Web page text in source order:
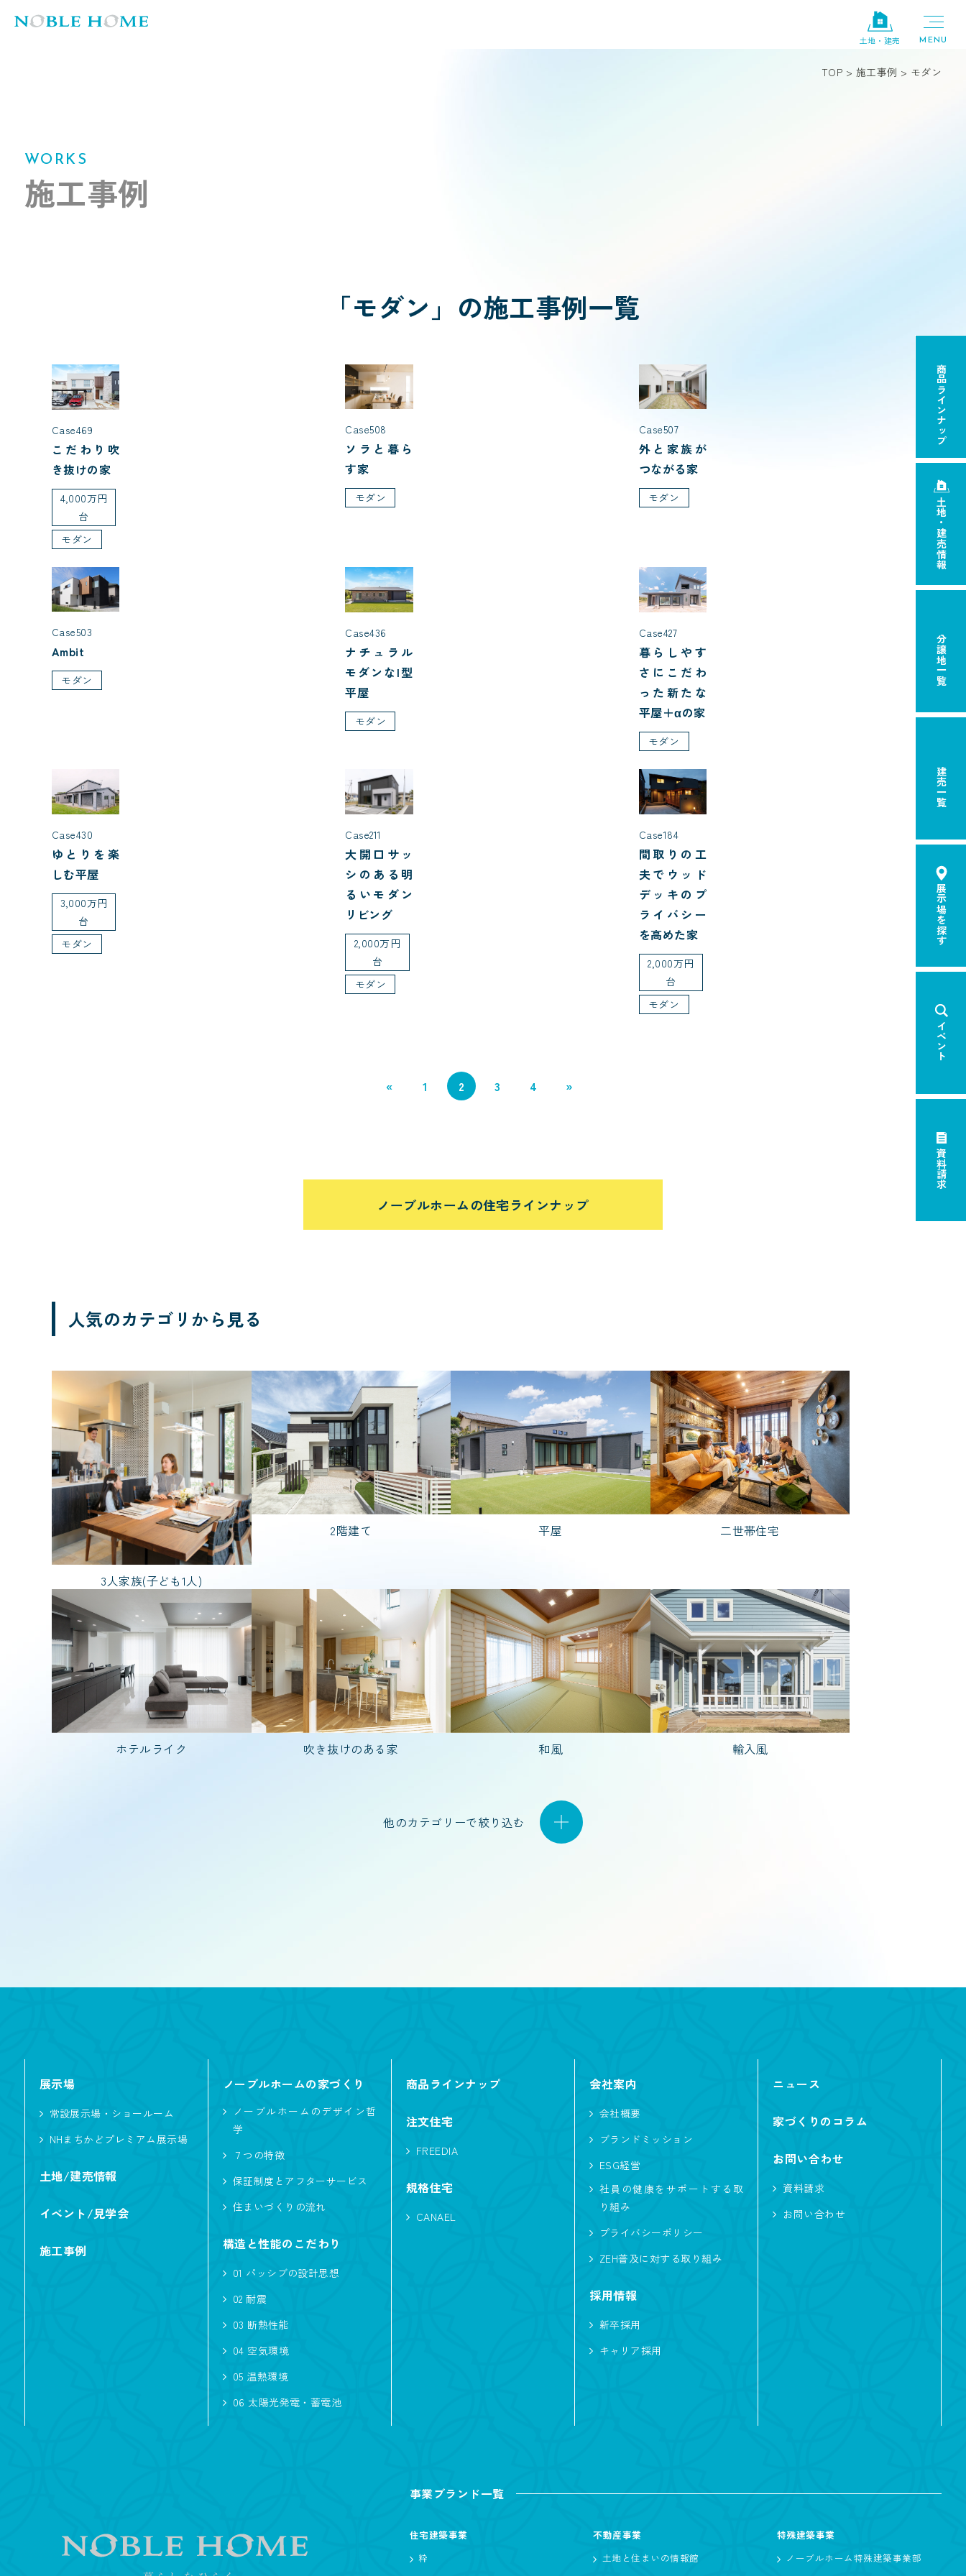
土地・建売
TOP > 施工事例 > モダン
WORKS
施工事例
「モダン」の施工事例一覧
Case469
こだわり吹
き抜けの家
4,000万円
台
モダン
Case508
ソラと暮ら
す家
モダン
Case507
外と家族が
つながる家
モダン
Case503
Ambit
モダン
Case436
ナチュラル
モダンなI型
平屋
モダン
Case427
暮らしやす
さにこだわ
った新たな
平屋＋αの家
モダン
Case430
ゆとりを楽
しむ平屋
3,000万円
台
モダン
Case211
大開口サッ
シのある明
るいモダン
リビング
2,000万円
台
モダン
Case184
間取りの工
夫でウッド
デッキのプ
ライバシー
を高めた家
2,000万円
台
モダン
« 1 2 3 4 »
ノーブルホームの住宅ラインナップ
人気のカテゴリから見る
3人家族(子ども1人)
2階建て 平屋 二世帯住宅
ホテルライク 吹き抜けのある家 和風 輸入風
他のカテゴリーで絞り込む
規格住宅 粋 PREMIER GRANFORT FREEDIA
価格帯
2,000万円台 3,000万円台 4,000万円台 5,000万円台 1,000万円台
部屋数
4LDK
家を建てた年齢
30代で建てた家 40代で建てた家 50代で建てた家 20代で建てた家
入居人数
4人家族(子ども2人) 5人以上 夫婦2人暮らし
L型キッチン ファミリークローク
アイランドキッチン
ペットと暮らす
ホテルライク
趣味と暮らす
車
オリジナルフロア
間接照明
サーフィン 吹き抜けのある家
回遊動線
音楽
中庭
シャワールーム
ノーブルスタイル リゾート
展示場
常設展示場・ショールーム
NHまちかどプレミアム展示場
土地/建売情報
イベント/見学会
施工事例
ノーブルホームの家づくり
ノーブルホームのデザイン哲
学
７つの特徴
保証制度とアフターサービス
住まいづくりの流れ
構造と性能のこだわり
01 パッシブの設計思想
02 耐震
03 断熱性能
04 空気環境
05 温熱環境
06 太陽光発電・蓄電池
商品ラインナップ
注文住宅
FREEDIA
規格住宅
CANAEL
会社案内
会社概要
ブランドミッション
ESG経営
社員の健康をサポートする取
り組み
プライバシーポリシー
ZEH普及に対する取り組み
採用情報
新卒採用
キャリア採用
ニュース
家づくりのコラム
お問い合わせ
資料請求
お問い合わせ
事業ブランド一覧
住宅建築事業
粋
不動産事業
土地と住まいの情報館
特殊建築事業
ノーブルホーム特殊建築事業部
商品ラインナップ
土地・建売情報
分譲地一覧
建売一覧
展示場を探す
イベント
資料請求